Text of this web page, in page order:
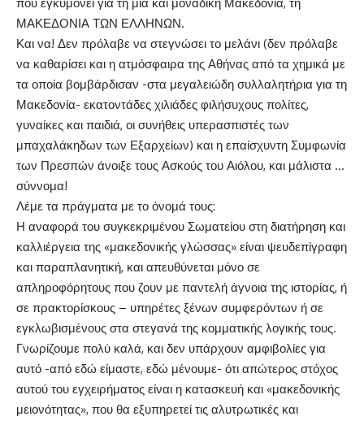
ΜΑΚΕΔΟΝΙΑ ΤΩΝ ΕΛΛΗΝΩΝ.
Και να! Δεν πρόλαβε να στεγνώσει το μελάνι (δεν πρόλαβε
να καθαρίσει και η ατμόσφαιρα της Αθήνας από τα χημικά με
τα οποία βομβάρδισαν -στα μεγαλειώδη συλλαλητήρια για τη
Μακεδονία- εκατοντάδες χιλιάδες φιλήσυχους πολίτες,
γυναίκες και παιδιά, οι συνήθεις υπερασπιστές των
μπαχαλάκηδων των Εξαρχείων) και η επαίσχυντη Συμφωνία
των Πρεσπών άνοιξε τους Ασκούς του Αιόλου, και μάλιστα …
σύννομα!
Λέμε τα πράγματα με το όνομά τους:
Η αναφορά του συγκεκριμένου Σωματείου στη διατήρηση και
καλλιέργεια της «μακεδονικής γλώσσας» είναι ψευδεπίγραφη
και παραπλανητική, και απευθύνεται μόνο σε
απληροφόρητους που ζουν με παντελή άγνοια της ιστορίας, ή
σε πρακτορίσκους – υπηρέτες ξένων συμφερόντων ή σε
εγκλωβισμένους στα στεγανά της κομματικής λογικής τους.
Γνωρίζουμε πολύ καλά, και δεν υπάρχουν αμφιβολίες για
αυτό -από εδώ είμαστε, εδώ μένουμε- ότι απώτερος στόχος
αυτού του εγχειρήματος είναι η κατασκευή και «μακεδονικής
μειονότητας», που θα εξυπηρετεί τις αλυτρωτικές και